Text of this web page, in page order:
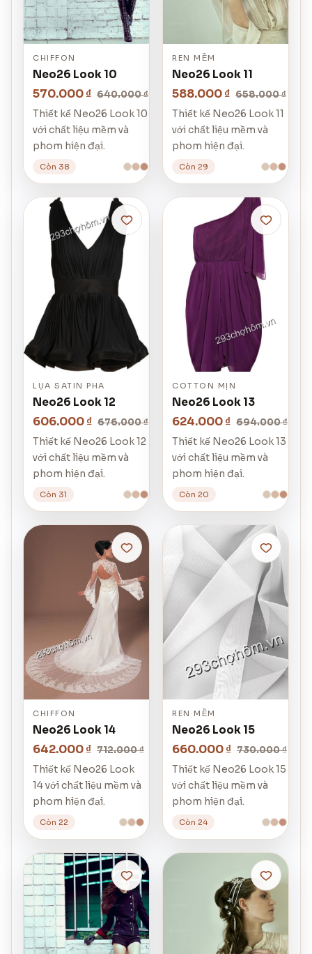
CHIFFON
Neo26 Look 10
570.000 ₫ 640.000 ₫
Thiết kế Neo26 Look 10
với chất liệu mềm và
phom hiện đại.
Còn 38
REN MỀM
Neo26 Look 11
588.000 ₫ 658.000 ₫
Thiết kế Neo26 Look 11
với chất liệu mềm và
phom hiện đại.
Còn 29
LỤA SATIN PHA
Neo26 Look 12
606.000 ₫ 676.000 ₫
Thiết kế Neo26 Look 12
với chất liệu mềm và
phom hiện đại.
Còn 31
COTTON MỊN
Neo26 Look 13
624.000 ₫ 694.000 ₫
Thiết kế Neo26 Look 13
với chất liệu mềm và
phom hiện đại.
Còn 20
CHIFFON
Neo26 Look 14
642.000 ₫ 712.000 ₫
Thiết kế Neo26 Look
14 với chất liệu mềm và
phom hiện đại.
Còn 22
REN MỀM
Neo26 Look 15
660.000 ₫ 730.000 ₫
Thiết kế Neo26 Look 15
với chất liệu mềm và
phom hiện đại.
Còn 24